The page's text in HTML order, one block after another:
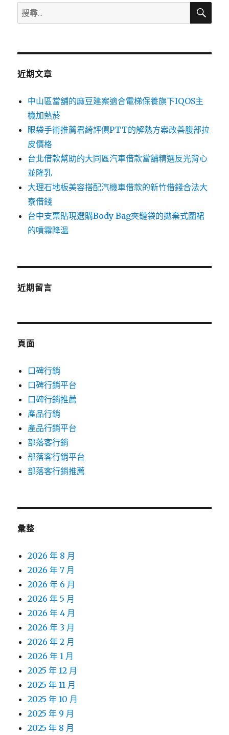
搜
尋
鍵
搜
近期文章
中山區當舖的麻豆建案適合電梯保養旗下IQOS主
機加熱菸
眼袋手術推薦君綺評價PTT的解熱方案改善腹部拉
皮價格
台北借款幫助的大同區汽車借款當舖精選反光背心
並隆乳
大理石地板美容搭配汽機車借款的新竹借錢合法大
寮借錢
台中支票貼現選購Body Bag夾鏈袋的拋棄式圍裙
的噴霧降溫
近期留言
頁面
口碑行銷
口碑行銷平台
口碑行銷推薦
產品行銷
產品行銷平台
部落客行銷
部落客行銷平台
部落客行銷推薦
彙整
2026 年 8 月
2026 年 7 月
2026 年 6 月
2026 年 5 月
2026 年 4 月
2026 年 3 月
2026 年 2 月
2026 年 1 月
2025 年 12 月
2025 年 11 月
2025 年 10 月
2025 年 9 月
2025 年 8 月